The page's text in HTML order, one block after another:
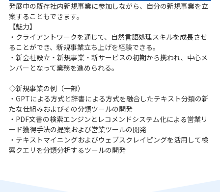
発展中の既存社内新規事業に参加しながら、自分の新規事業を立
案することもできます。
【魅力】​
・クライアントワークを通じて、自然言語処理スキルを成長させ
ることができ、新規事業立ち上げを経験できる。
・新会社設立・新規事業・新サービスの初期から携われ、中心メ
ンバーとなって業務を進められる。
◇新規事業の例（一部）
・GPTによる方式と辞書による方式を融合したテキスト分類の新
たな仕組みおよびその分類ツールの開発
・PDF文書の検索エンジンとレコメンドシステム化による営業リ
ード獲得手法の提案および営業ツールの開発
・テキストマイニングおよびウェブスクレイピングを活用して検
索クエリを分類分析するツールの開発